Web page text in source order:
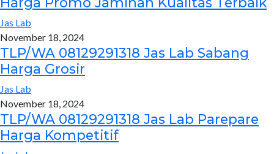
Jas Lab
November 18, 2024
TLP/WA 08129291318 Jas Lab Sabang
Harga Grosir
Jas Lab
November 18, 2024
TLP/WA 08129291318 Jas Lab Parepare
Harga Kompetitif